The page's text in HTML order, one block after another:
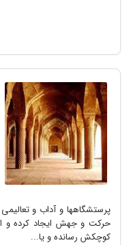
پرستشگاهها و آداب و
حرکت و جهش ایجاد کرده و او
کوچکش رسانده و یا...